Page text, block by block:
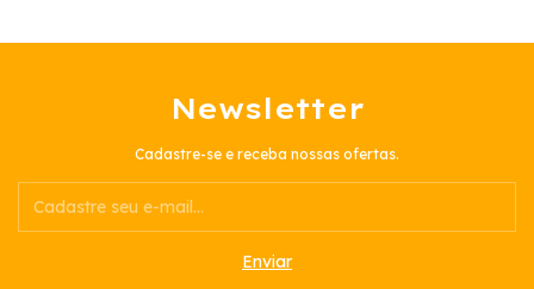
Newsletter
Cadastre-se e receba nossas ofertas.